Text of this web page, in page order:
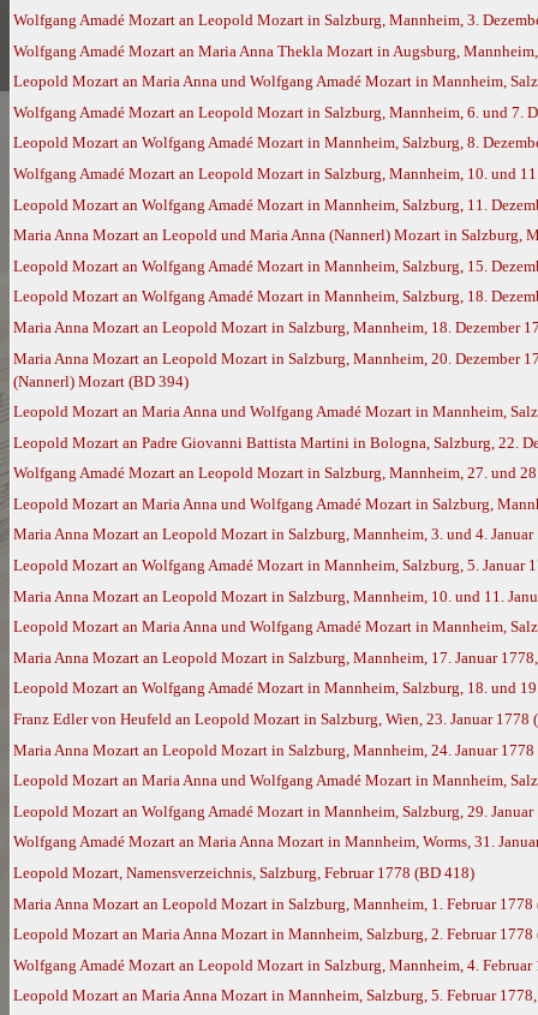
Wolfgang Amadé Mozart an Leopold Mozart in Salzburg, Mannheim, 3.
Wolfgang Amadé Mozart an Maria Anna Thekla Mozart in Augsburg,
Leopold Mozart an Maria Anna und Wolfgang Amadé Mozart in Mannheim,
Wolfgang Amadé Mozart an Leopold Mozart in Salzburg, Mannheim, 6. und 7.
Leopold Mozart an Wolfgang Amadé Mozart in Mannheim, Salzburg, 8.
Wolfgang Amadé Mozart an Leopold Mozart in Salzburg, Mannheim, 10. und
Leopold Mozart an Wolfgang Amadé Mozart in Mannheim, Salzburg, 11.
Maria Anna Mozart an Leopold und Maria Anna (Nannerl) Mozart in Salzburg,
Leopold Mozart an Wolfgang Amadé Mozart in Mannheim, Salzburg, 15.
Leopold Mozart an Wolfgang Amadé Mozart in Mannheim, Salzburg, 18.
Maria Anna Mozart an Leopold Mozart in Salzburg, Mannheim, 18. Dezember
Maria Anna Mozart an Leopold Mozart in Salzburg, Mannheim, 20. Dezember
(Nannerl) Mozart (BD 394)
Leopold Mozart an Maria Anna und Wolfgang Amadé Mozart in Mannheim,
Leopold Mozart an Padre Giovanni Battista Martini in Bologna, Salzburg, 22.
Wolfgang Amadé Mozart an Leopold Mozart in Salzburg, Mannheim, 27. und
Leopold Mozart an Maria Anna und Wolfgang Amadé Mozart in Salzburg,
Maria Anna Mozart an Leopold Mozart in Salzburg, Mannheim, 3. und 4.
Leopold Mozart an Wolfgang Amadé Mozart in Mannheim, Salzburg, 5. Januar
Maria Anna Mozart an Leopold Mozart in Salzburg, Mannheim, 10. und 11.
Leopold Mozart an Maria Anna und Wolfgang Amadé Mozart in Mannheim,
Maria Anna Mozart an Leopold Mozart in Salzburg, Mannheim, 17. Januar
Leopold Mozart an Wolfgang Amadé Mozart in Mannheim, Salzburg, 18. und
Franz Edler von Heufeld an Leopold Mozart in Salzburg, Wien, 23. Januar 1778
Maria Anna Mozart an Leopold Mozart in Salzburg, Mannheim, 24. Januar
Leopold Mozart an Maria Anna und Wolfgang Amadé Mozart in Mannheim,
Leopold Mozart an Wolfgang Amadé Mozart in Mannheim, Salzburg, 29.
Wolfgang Amadé Mozart an Maria Anna Mozart in Mannheim, Worms, 31.
Leopold Mozart, Namensverzeichnis, Salzburg, Februar 1778 (BD 418)
Maria Anna Mozart an Leopold Mozart in Salzburg, Mannheim, 1. Februar 1778
Leopold Mozart an Maria Anna Mozart in Mannheim, Salzburg, 2. Februar 1778
Wolfgang Amadé Mozart an Leopold Mozart in Salzburg, Mannheim, 4.
Leopold Mozart an Maria Anna Mozart in Mannheim, Salzburg, 5. Februar